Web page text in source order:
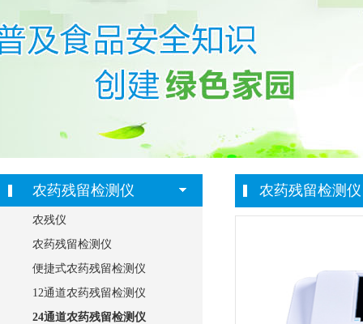
农药残留检测仪
农残仪
农药残留检测仪
便捷式农药残留检测仪
12通道农药残留检测仪
24通道农药残留检测仪
农药残留检测仪